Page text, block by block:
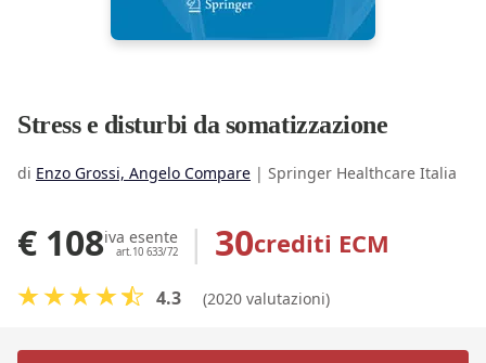
Stress e disturbi da somatizzazione
di Enzo Grossi, Angelo Compare | Springer Healthcare Italia
€ 108iva esente
art.10 633/72 | 30crediti ECM
4.3 (2020 valutazioni)